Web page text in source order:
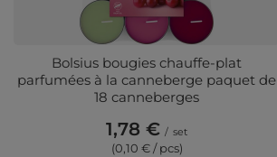
Bolsius bougies chauffe-plat
parfumées à la canneberge paquet de
18 canneberges
1,78 € / set
(0,10 € / pcs)